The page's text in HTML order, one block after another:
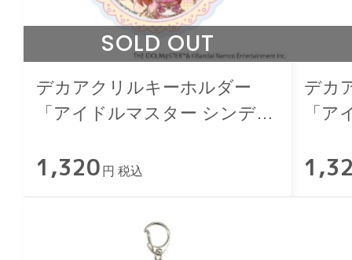
SOLD OUT
デカアクリルキーホルダー
「アイドルマスター シンデレ
憐ver.
1,320 円 税込
デカ
「
可憐